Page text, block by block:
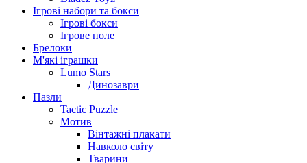
Ігрові набори та бокси
Ігрові бокси
Ігрове поле
Брелоки
М'які іграшки
Lumo Stars
Динозаври
Пазли
Tactic Puzzle
Мотив
Вінтажні плакати
Навколо світу
Тварини